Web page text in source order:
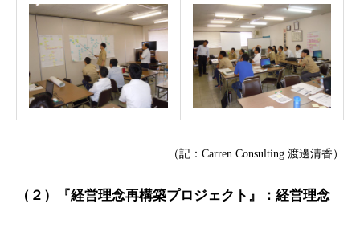
（記：Carren Consulting 渡邊清香）
（２）『経営理念再構築プロジェクト』：経営理念